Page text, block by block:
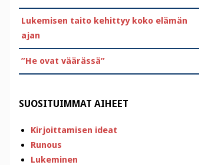
Lukemisen taito kehittyy koko elämän
ajan
”He ovat väärässä”
SUOSITUIMMAT AIHEET
Kirjoittamisen ideat
Runous
Lukeminen